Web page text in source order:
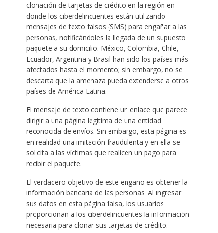
clonación de tarjetas de crédito en la región en
donde los ciberdelincuentes están utilizando
mensajes de texto falsos (SMS) para engañar a las
personas, notificándoles la llegada de un supuesto
paquete a su domicilio. México, Colombia, Chile,
Ecuador, Argentina y Brasil han sido los países más
afectados hasta el momento; sin embargo, no se
descarta que la amenaza pueda extenderse a otros
países de América Latina.
El mensaje de texto contiene un enlace que parece
dirigir a una página legítima de una entidad
reconocida de envíos. Sin embargo, esta página es
en realidad una imitación fraudulenta y en ella se
solicita a las víctimas que realicen un pago para
recibir el paquete.
El verdadero objetivo de este engaño es obtener la
información bancaria de las personas. Al ingresar
sus datos en esta página falsa, los usuarios
proporcionan a los ciberdelincuentes la información
necesaria para clonar sus tarjetas de crédito.